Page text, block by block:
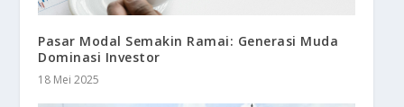
Pasar Modal Semakin Ramai: Generasi Muda
Dominasi Investor
18 Mei 2025